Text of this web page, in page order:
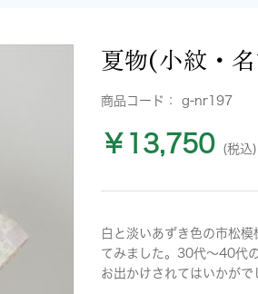
夏物(小紋・
商品コード： g-nr197
￥13,750 (税込)
白と淡いあずき色の市松
てみました。30代～40代
お出かけされてはいかがで